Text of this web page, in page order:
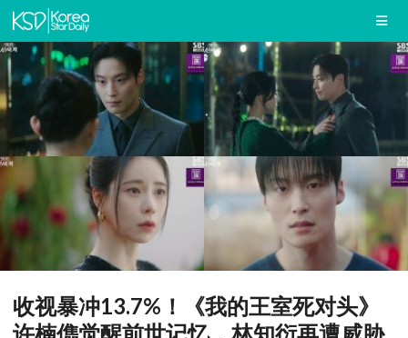
收视暴冲13.7%！《我的王室死对头》